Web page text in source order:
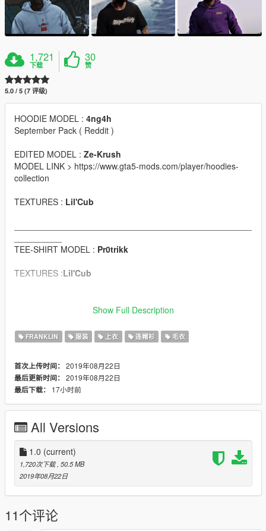
1,721
下载
30
赞
5.0 / 5 (7 评级)
HOODIE MODEL : 4ng4h
September Pack ( Reddit )
EDITED MODEL : Ze-Krush
MODEL LINK > https://www.gta5-mods.com/player/hoodies-
collection
TEXTURES : Lil'Cub
TEE-SHIRT MODEL : Pr0trikk
TEXTURES :Lil'Cub
⚠ Textures are free, do what you want ⚠
Show Full Description
FRANKLIN 服装 上衣 连帽衫 毛衣
首次上传时间： 2019年08月22日
最后更新时间： 2019年08月22日
最后下载：
17小时前
All Versions
1.0 (current)
1,720次下载 , 50.5 MB
2019年08月22日
11个评论